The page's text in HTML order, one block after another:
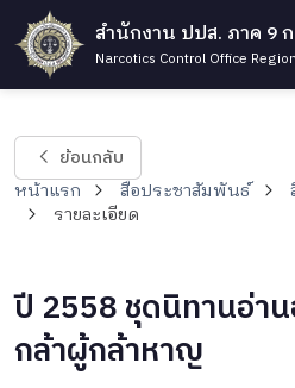
สำนักงาน ปปส. ภาค 9
Narcotics Control Office
ย้อนกลับ
หน้าแรก สื่อประชาสัมพันธ์
รายละเอียด
ปี 2558 ชุดนิทานอ่า
กล้าผู้กล้าหาญ